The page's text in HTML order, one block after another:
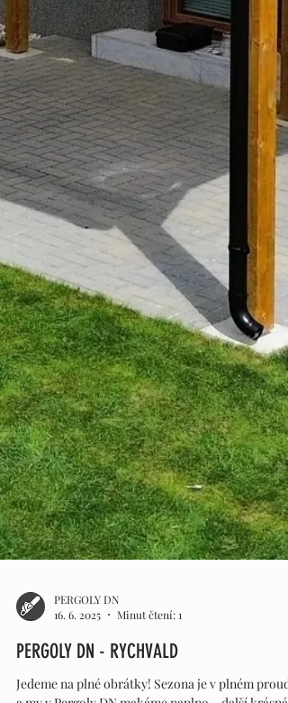
PERGOLY DN
16. 6. 2025
Minut čtení: 1